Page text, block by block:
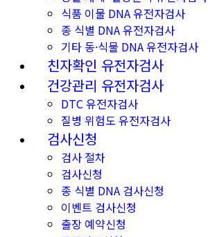
식품 이물 DNA 유전자검사
종 식별 DNA 유전자검사
기타 동·식물 DNA 유전자검사
친자확인 유전자검사
건강관리 유전자검사
DTC 유전자검사
질병 위험도 유전자검사
검사신청
검사 절차
검사신청
종 식별 DNA 검사신청
이벤트 검사신청
출장 예약신청